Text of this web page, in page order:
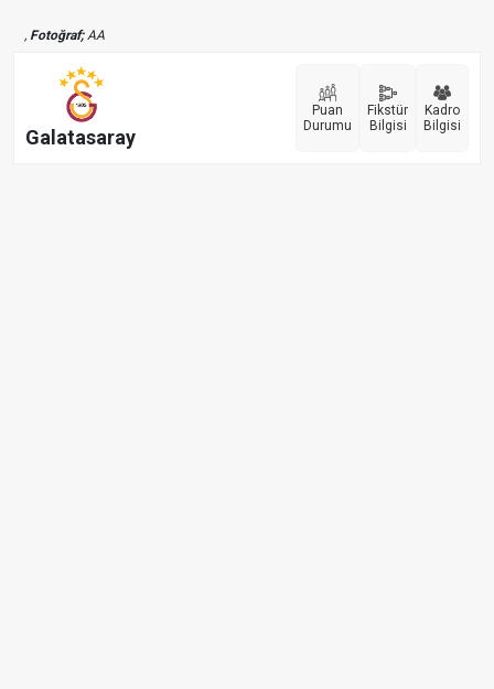
, Fotoğraf;AA
Galatasaray
Puan
Durumu
Fikstür
Bilgisi
Kadro
Bilgisi